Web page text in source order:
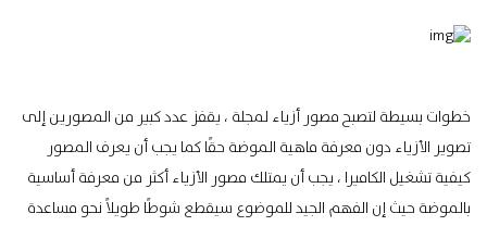
خطوات بسيطة لتصبح مصور أزياء لمجلة ، يقفز عدد كبير من المصورين إلى
تصوير الأزياء دون معرفة ماهية الموضة حقًا كما يجب أن يعرف المصور
كيفية تشغيل الكاميرا ، يجب أن يمتلك مصور الأزياء أكثر من معرفة أساسية
بالموضة حيثإن الفهم الجيد للموضوع سيقطع شوطًا طويلاً نحو مساعدة